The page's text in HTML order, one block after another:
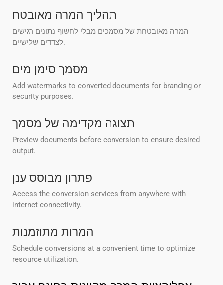
תהליך המרה מאובטח
המרה מאובטחת של מסמכים מבלי לחשוף נתונים רגישים
לצדדים שלישיים.
מסמך סימן מים
Add watermarks to converted documents for branding or
security purposes.
תצוגה מקדימה של מסמך
Preview documents before conversion to ensure desired
output.
פתרון מבוסס ענן
Access the conversion services from anywhere with
internet connectivity.
המרות מתוזמנות
Schedule conversions at a convenient time to optimize
resource utilization.